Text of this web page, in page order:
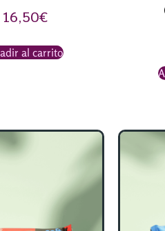
16,50€
al carrito